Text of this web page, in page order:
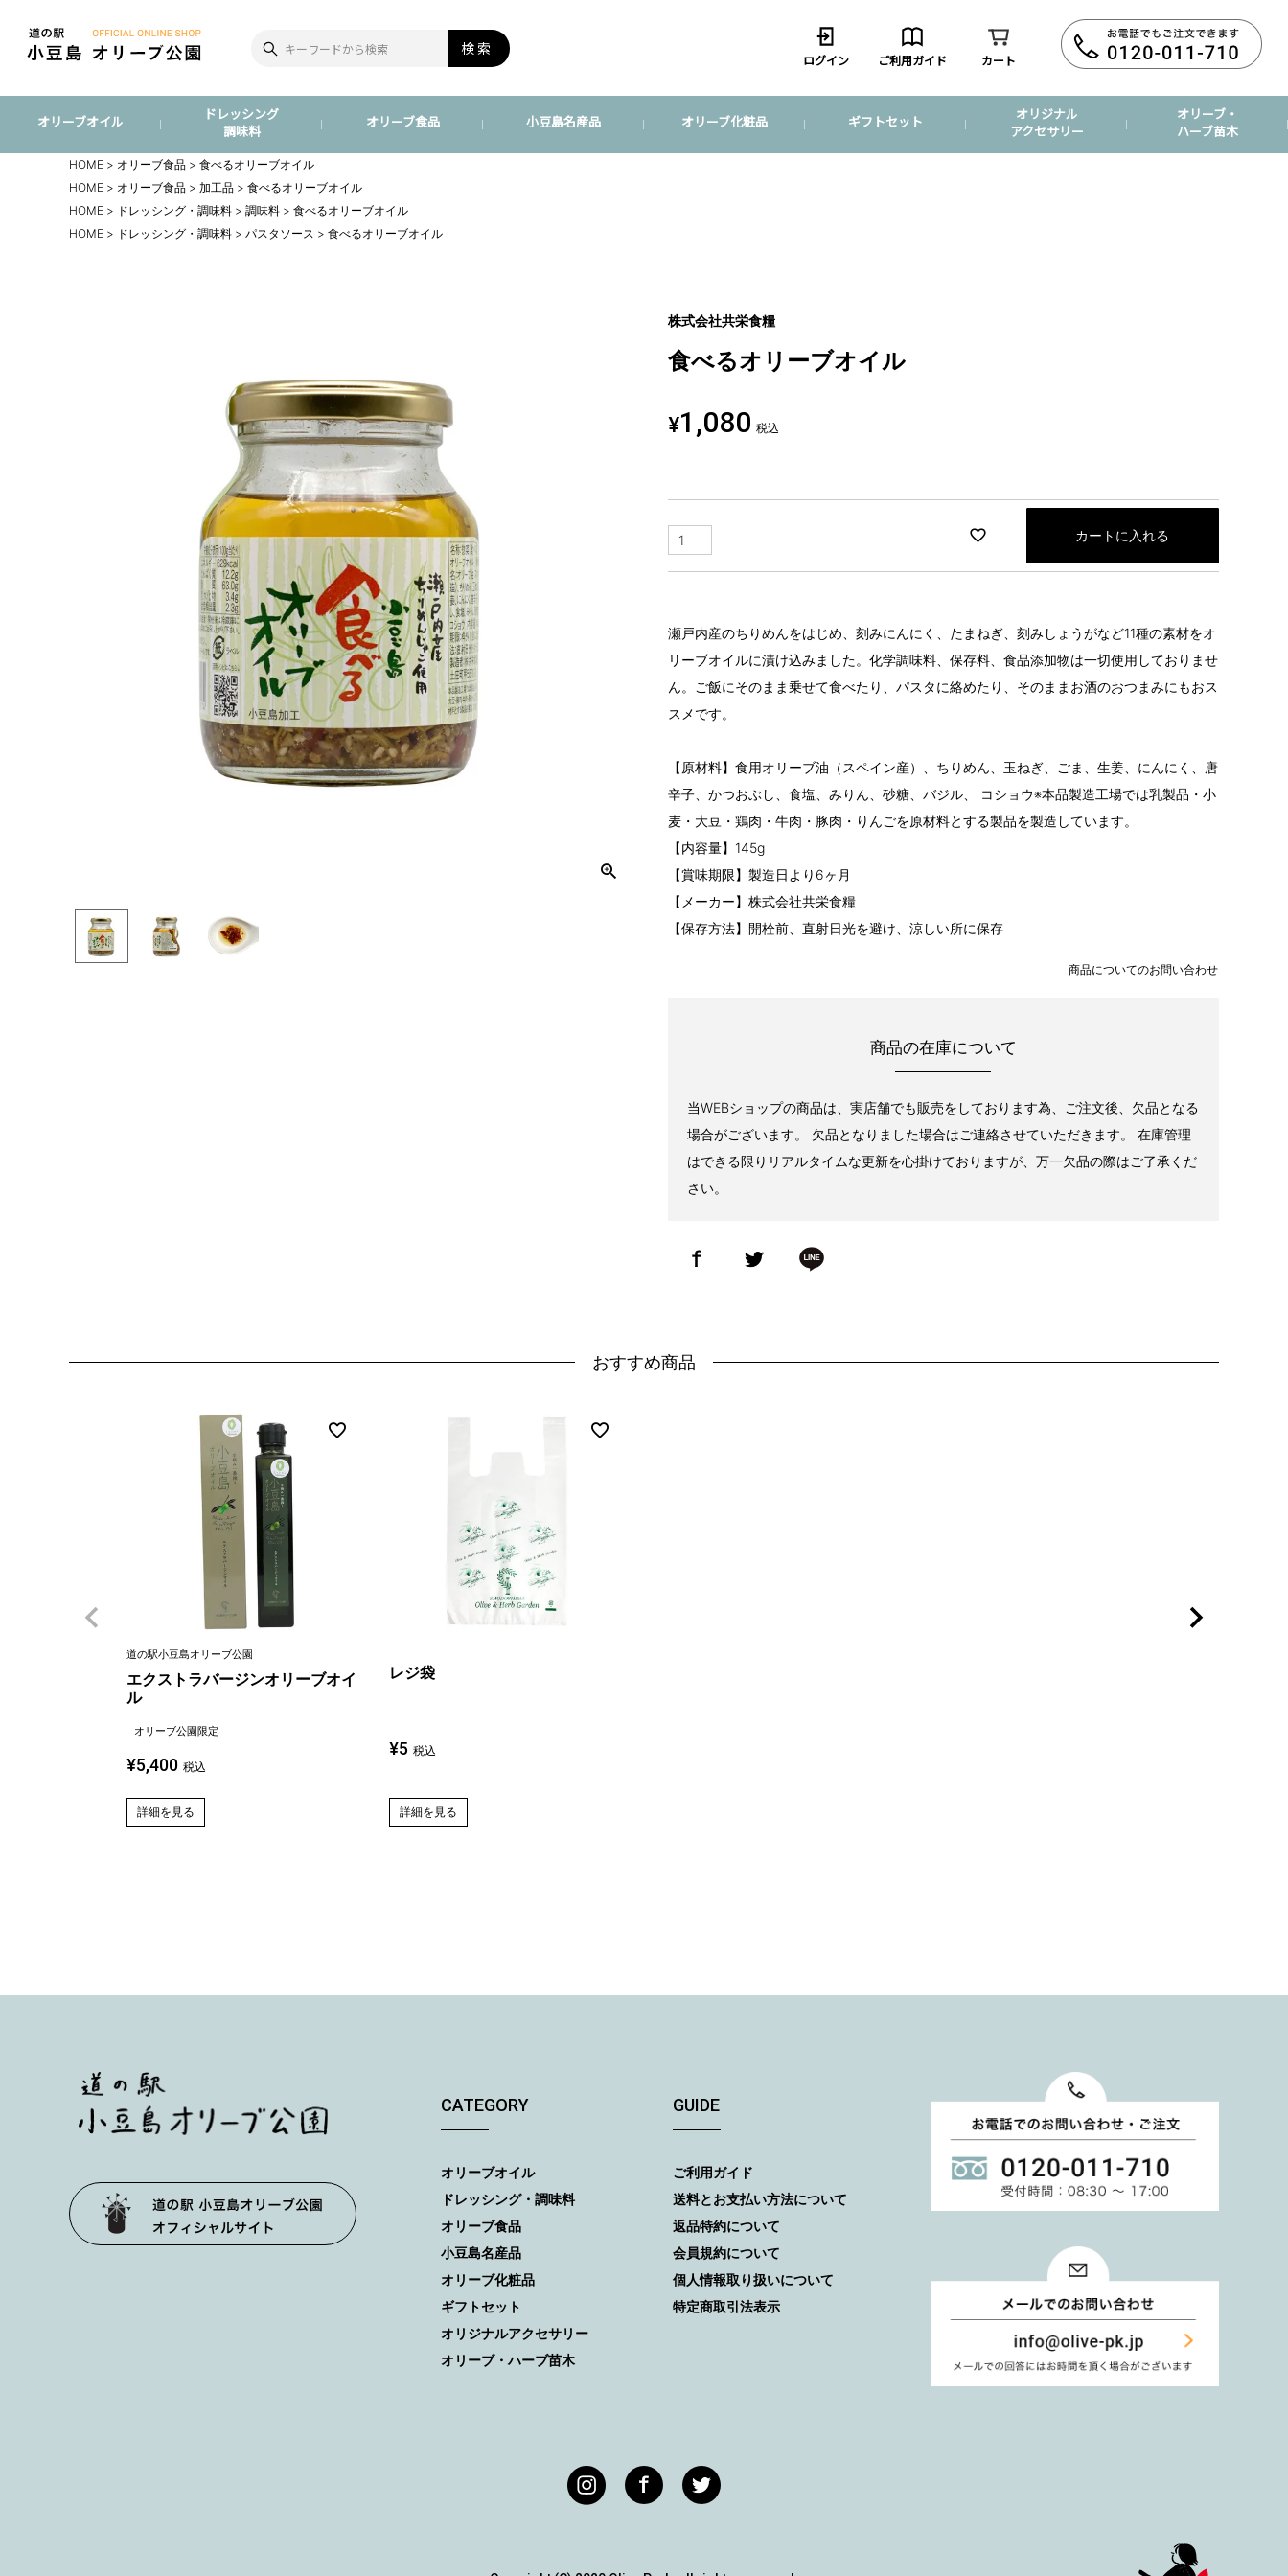
検索
ログイン ご利用ガイド カート
オリーブオイル
ドレッシング
調味料
オリーブ食品 小豆島名産品 オリーブ化粧品 ギフトセット
オリジナル
アクセサリー
オリーブ・
ハーブ苗木
HOME オリーブ食品
食べるオリーブオイル
HOME
オリーブ食品 加工品
食べるオリーブオイル
HOME
ドレッシング・調味料 調味料
食べるオリーブオイル
HOME
ドレッシング・調味料 パスタソース 食べるオリーブオイル
株式会社共栄食糧
食べるオリーブオイル
¥1,080 税込
カートに入れる
瀬戸内産のちりめんをはじめ、刻みにんにく、たまねぎ、刻みしょうがなど11種の素材をオ
リーブオイルに漬け込みました。化学調味料、保存料、食品添加物は一切使用しておりませ
ん。ご飯にそのまま乗せて食べたり、パスタに絡めたり、そのままお酒のおつまみにもおス
スメです。
【原材料】食用オリーブ油（スペイン産）、ちりめん、玉ねぎ、ごま、生姜、にんにく、唐
辛子、かつおぶし、食塩、みりん、砂糖、バジル、 コショウ※本品製造工場では乳製品・小
麦・大豆・鶏肉・牛肉・豚肉・りんごを原材料とする製品を製造しています。
【内容量】145g
【賞味期限】製造日より6ヶ月
【メーカー】株式会社共栄食糧
【保存方法】開栓前、直射日光を避け、涼しい所に保存
商品についてのお問い合わせ
商品の在庫について
当WEBショップの商品は、実店舗でも販売をしております為、ご注文後、欠品となる
場合がございます。 欠品となりました場合はご連絡させていただきます。 在庫管理
はできる限りリアルタイムな更新を心掛けておりますが、万一欠品の際はご了承くだ
さい。
おすすめ商品
道の駅小豆島オリーブ公園
エクストラバージンオリーブオイ
ル
オリーブ公園限定
¥5,400 税込
詳細を見る
レジ袋
¥5 税込
詳細を見る
CATEGORY
オリーブオイル
ドレッシング・調味料
オリーブ食品
小豆島名産品
オリーブ化粧品
ギフトセット
オリジナルアクセサリー
オリーブ・ハーブ苗木
GUIDE
ご利用ガイド
送料とお支払い方法について
返品特約について
会員規約について
個人情報取り扱いについて
特定商取引法表示